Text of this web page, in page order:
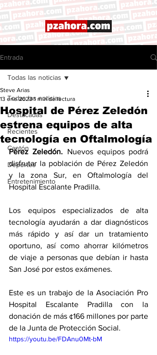
Entrada
Todas las noticias
Destacadas
Recientes
Cantón
Deportes
Entretenimiento
Todas las noticias
Hospital de Pérez Zeledón
estrena equipos de alta
tecnología en Oftalmología
Steve Arias
13 ene 2023 1 min de lectura
Pérez Zeledón. Nuevos equipos podrá
disfrutar la población de Pérez Zeledón
y la zona Sur, en Oftalmología del
Hospital Escalante Pradilla.
Los equipos especializados de alta
tecnología ayudarán a dar diagnósticos
más rápido y así dar un tratamiento
oportuno, así como ahorrar kilómetros
de viaje a personas que debían ir hasta
San José por estos exámenes.
Este es un trabajo de la Asociación Pro
Hospital Escalante Pradilla con la
donación de más ¢166 millones por parte
de la Junta de Protección Social.
https://youtu.be/FDAnu0Mt-bM